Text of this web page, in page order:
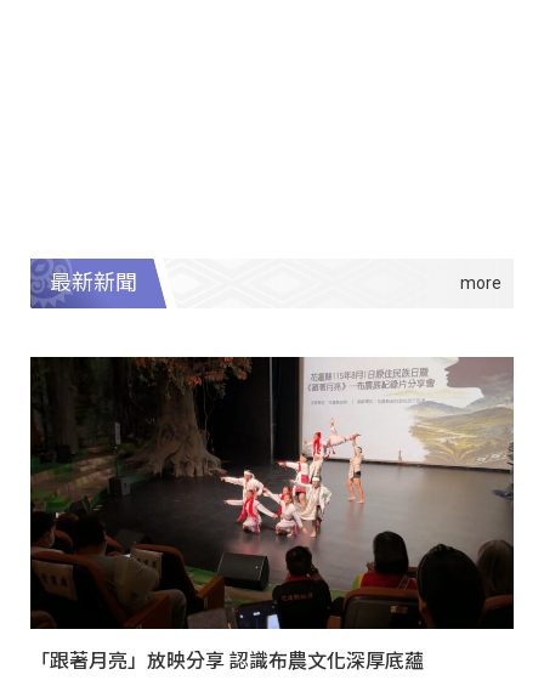
最新新聞
「跟著月亮」放映分享 認識布農文化深厚底蘊